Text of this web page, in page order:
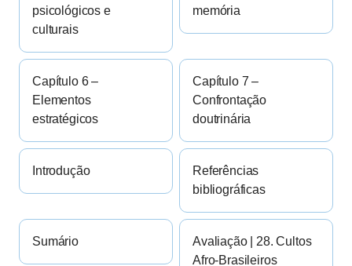
psicológicos e
culturais
memória
Capítulo 6 –
Elementos
estratégicos
Capítulo 7 –
Confrontação
doutrinária
Introdução
Referências
bibliográficas
Sumário
Avaliação | 28. Cultos
Afro-Brasileiros